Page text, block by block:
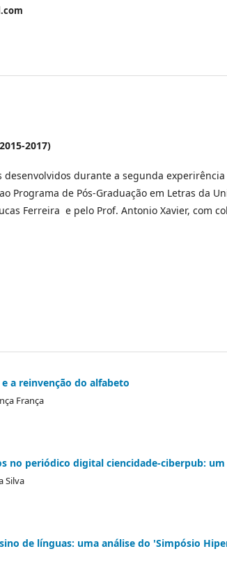
2017)
desenvolvidos durante a segunda
Programa de Pós-Graduação em Letras da
Ferreira e pelo Prof. Antonio Xavier, com
a reinvenção do alfabeto
França
no periódico digital ciencidade-ciberpub: um
Silva
de línguas: uma análise do 'Simpósio